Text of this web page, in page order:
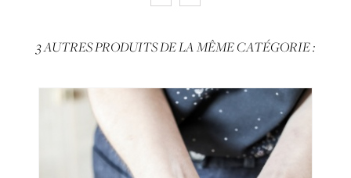
3 AUTRES PRODUITS DE LA MÊME CATÉGORIE :